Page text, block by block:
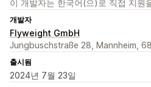
이 개발자는 한국어(으)로 직접 지원
개발자
Flyweight GmbH
Jungbuschstraße 28, Mannheim,
출시됨
2024년 7월 23일